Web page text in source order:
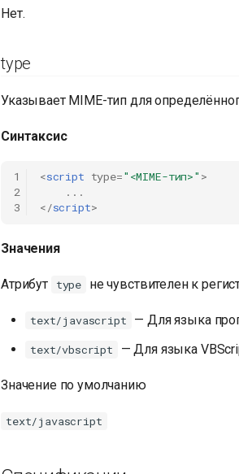
Нет.
type
Указывает MIME-тип для
Синтаксис
1
2
3
<script type="<MIME-тип>" >
...
</script>
Значения
Атрибут type не чувствителен к
text/javascript — Для языка
text/vbscript — Для языка
Значение по умолчанию
text/javascript